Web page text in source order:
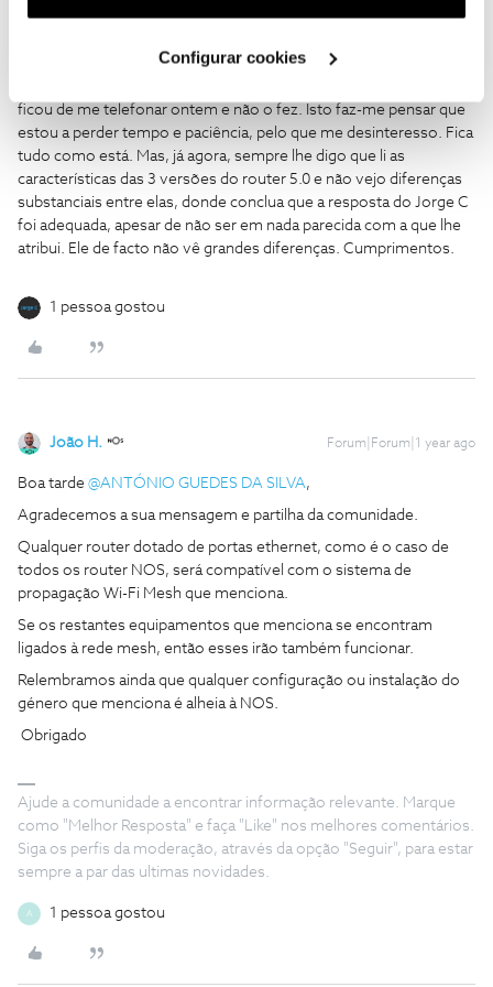
utilização dos cookies clicando em "Configurar
Configurar cookies
textos sobre o router 5.0 que a versão (1, 2 ou 3) será atribuída
disponibilidade. Ora, bolas! Como quer o Mário que eu lhe dê
ficou de me telefonar ontem e não o fez. Isto faz-me pensar que
estou a perder tempo e paciência, pelo que me desinteresso. Fica
tudo como está. Mas, já agora, sempre lhe digo que li as
características das 3 versões do router 5.0 e não vejo diferenças
substanciais entre elas, donde conclua que a resposta do Jorge C
foi adequada, apesar de não ser em nada parecida com a que lhe
atribui. Ele de facto não vê grandes diferenças. Cumprimentos.
1 pessoa gostou
João H. Forum|Forum|1 year ago
Boa tarde ​ @ANTÓNIO GUEDES DA SILVA,
Agradecemos a sua mensagem e partilha da comunidade.
Qualquer router dotado de portas ethernet, como é o caso de
todos os router NOS, será compatível com o sistema de
propagação Wi-Fi Mesh que menciona.
Se os restantes equipamentos que menciona se encontram
ligados à rede mesh, então esses irão também funcionar.
Relembramos ainda que qualquer configuração ou instalação do
género que menciona é alheia à NOS.
Obrigado
Ajude a comunidade a encontrar informação relevante. Marque
como "Melhor Resposta" e faça "Like" nos melhores comentários.
Siga os perfis da moderação, através da opção "Seguir", para estar
sempre a par das ultimas novidades.
A 1 pessoa gostou